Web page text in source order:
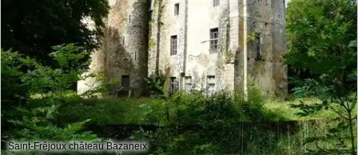
Saint-Fréjoux château Bazaneix